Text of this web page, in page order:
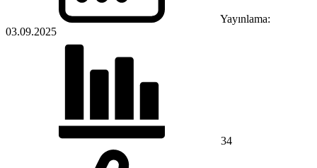
Yayınlama:
03.09.2025
34